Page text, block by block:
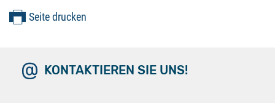
Seite drucken
KONTAKTIEREN SIE UNS!